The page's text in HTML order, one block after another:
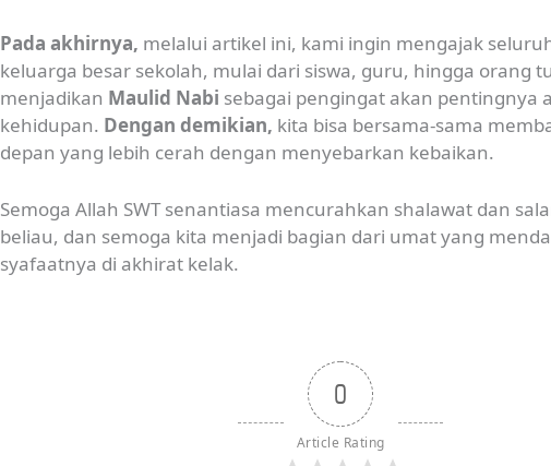
Pada akhirnya, melalui artikel ini, kami ingin mengajak
keluarga besar sekolah, mulai dari siswa, guru, hingga orang
menjadikan Maulid Nabi sebagai pengingat akan pentingnya
kehidupan. Dengan demikian, kita bisa bersama-sama
depan yang lebih cerah dengan menyebarkan kebaikan.
Semoga Allah SWT senantiasa mencurahkan shalawat dan
beliau, dan semoga kita menjadi bagian dari umat yang
syafaatnya di akhirat kelak.
0
Article Rating